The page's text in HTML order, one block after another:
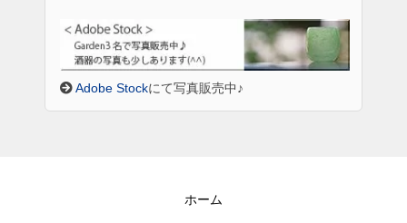
Adobe Stockにて写真販売中♪
ホーム